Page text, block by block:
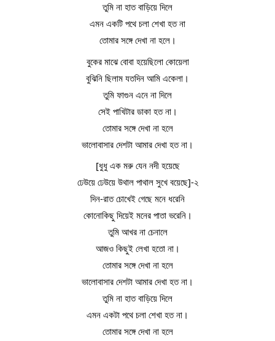
তুমি না হাত বাড়িয়ে দিলে
এমন একটি পথে চলা শেখা হত না
তোমার সঙ্গে দেখা না হলে।
বুকের মাঝে বোবা হয়েছিলো কোয়েলা
বুঝিনি ছিলাম যতদিন আমি একেলা।
তুমি ফাগুন এনে না দিলে
সেই পাখিটার ডাকা হত না।
তোমার সঙ্গে দেখা না হলে
ভালোবাসার দেশটা আমার দেখা হত না।
[ধুধু এক মরু যেন নদী হয়েছে
ঢেউয়ে ঢেউয়ে উথাল পাথাল সুখে বয়েছে]-২
দিন-রাত চোখেই গেছে মনে ধরেনি
কোনোকিছু দিয়েই মনের পাতা ভরেনি।
তুমি আখর না চেনালে
আজও কিছুই লেখা হতো না।
তোমার সঙ্গে দেখা না হলে
ভালোবাসার দেশটা আমার দেখা হত না।
তুমি না হাত বাড়িয়ে দিলে
এমন একটা পথে চলা শেখা হত না।
তোমার সঙ্গে দেখা না হলে